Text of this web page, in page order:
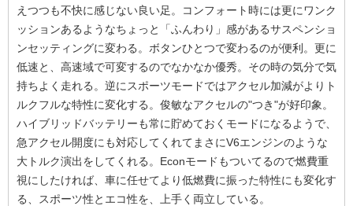
えつつも不快に感じない良い足。コンフォート時には更にワンク
ッションあるようなちょっと「ふんわり」感があるサスペンショ
ンセッティングに変わる。ボタンひとつで変わるのが便利。更に
低速と、高速域で可変するのでなかなか優秀。その時の気分で気
持ちよく走れる。逆にスポーツモードではアクセル加減がよりト
ルクフルな特性に変化する。俊敏なアクセルの"つき"が好印象。
ハイブリッドバッテリーも常に貯めておくモードになるようで、
急アクセル開度にも対応してくれてまさにV6エンジンのような
大トルク演出をしてくれる。Econモードもついてるので燃費重
視にしたければ、車に任せてより低燃費に振った特性にも変化す
る、スポーツ性とエコ性を、上手く両立している。